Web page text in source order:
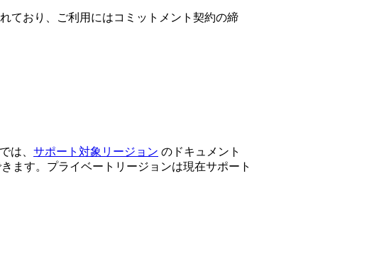
ており、ご利用にはコミットメント契約の締
は、 サポート対象リージョン のドキュメント
ます。プライベートリージョンは現在サポート